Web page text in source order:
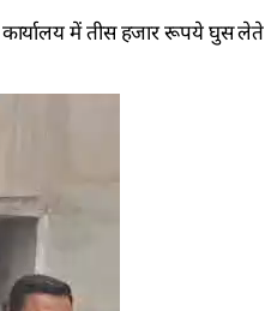
में तीस हजार रूपये घुस लेते